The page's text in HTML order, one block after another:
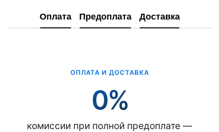
Оплата Предоплата Доставка
ОПЛАТА И ДОСТАВКА
0%
комиссии при полной предоплате —